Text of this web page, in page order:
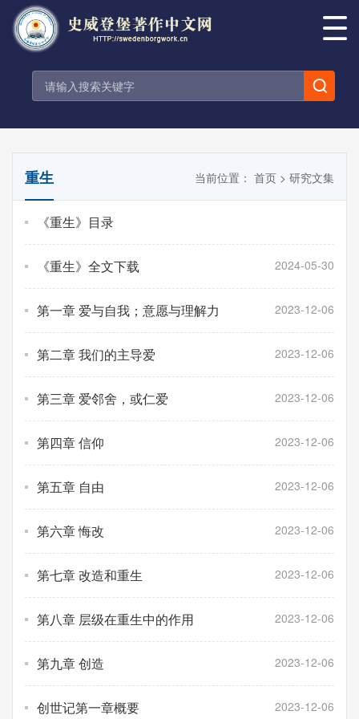
重生 当前位置： 首页 > 研究文集
《重生》目录
《重生》全文下载 2024-05-30
第一章 爱与自我；意愿与理解力 2023-12-06
第二章 我们的主导爱 2023-12-06
第三章 爱邻舍，或仁爱 2023-12-06
第四章 信仰 2023-12-06
第五章 自由 2023-12-06
第六章 悔改 2023-12-06
第七章 改造和重生 2023-12-06
第八章 层级在重生中的作用 2023-12-06
第九章 创造 2023-12-06
创世记第一章概要 2023-12-06